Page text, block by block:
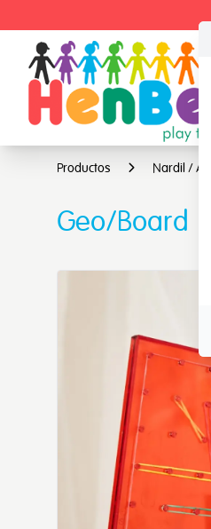
Productos Nardil /
Geo/Board